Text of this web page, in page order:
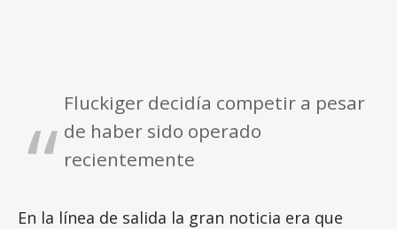
Fluckiger decidía competir a pesar
de haber sido operado
recientemente
En la línea de salida la gran noticia era que